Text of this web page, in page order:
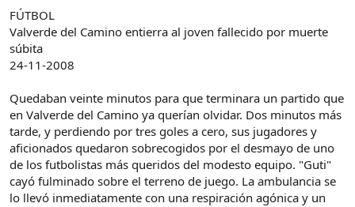
a
FÚTBOL
Valverde del Camino entierra al joven fallecido por muerte
súbita
24-11-2008
Quedaban veinte minutos para que terminara un partido que
en Valverde del Camino ya querían olvidar. Dos minutos más
tarde, y perdiendo por tres goles a cero, sus jugadores y
aficionados quedaron sobrecogidos por el desmayo de uno
de los futbolistas más queridos del modesto equipo. "Guti"
cayó fulminado sobre el terreno de juego. La ambulancia se
lo llevó inmediatamente con una respiración agónica y un